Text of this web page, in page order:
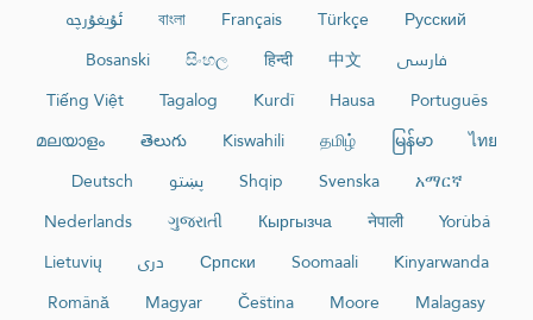
ئۇيغۇرچە
বাংলা Français Türkçe
Русский
Bosanski
සිංහල हिन्दी 中文
فارسی
Tiếng Việt
Tagalog Kurdî Hausa
Português
മലയാളം
తెలుగు Kiswahili தமிழ் မြန်မာ
ไทย
Deutsch
پښتو Shqip Svenska
አማርኛ
Nederlands
ગુજરાતી Кыргызча नेपाली
Yorùbá
Lietuvių
دری Српски Soomaali
Kinyarwanda
Română
Magyar Čeština Moore
Malagasy